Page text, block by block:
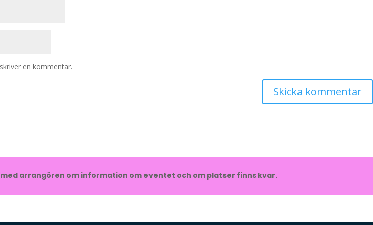
en kommentar.
arrangören om information om eventet och om platser finns kvar.